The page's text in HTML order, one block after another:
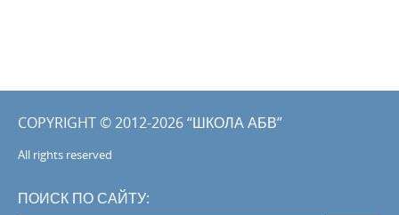
COPYRIGHT © 2012-2026 “ШКОЛА АБВ”
All rights reserved
ПОИСК ПО САЙТУ: